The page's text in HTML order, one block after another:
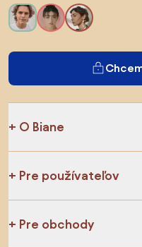
O Biane
Pre používateľov
Pre obchody